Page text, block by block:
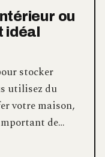
ou
idéal
stocker
utilisez du
votre maison,
de…